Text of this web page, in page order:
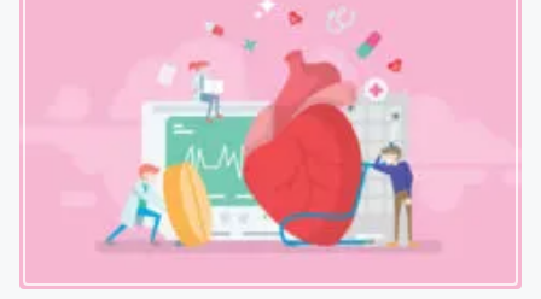
t